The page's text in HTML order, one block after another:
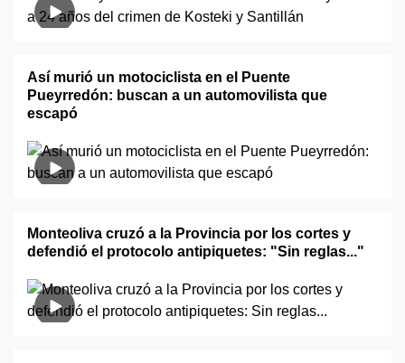
Así murió un motociclista en el Puente
Pueyrredón: buscan a un automovilista que
escapó
Monteoliva cruzó a la Provincia por los cortes y
defendió el protocolo antipiquetes: "Sin reglas..."